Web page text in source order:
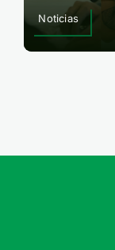
Noticias